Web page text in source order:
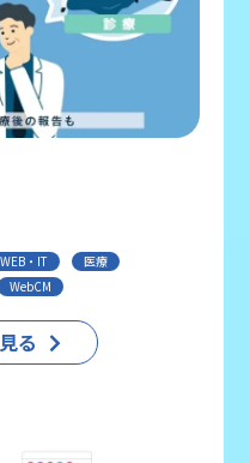
WEB・IT
医療
WebCM
る